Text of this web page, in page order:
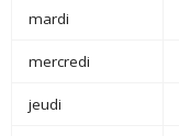
mardi
mercredi
jeudi